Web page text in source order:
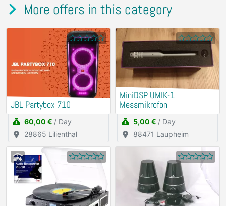
More offers in this category
JBL Partybox 710
60,00 € / Day
28865 Lilienthal
MiniDSP UMIK-1
Messmikrofon
5,00 € / Day
88471 Laupheim